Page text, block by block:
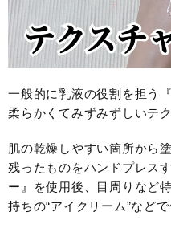
一般的に乳液の役割を担う
柔らかくてみずみずしいテ
肌の乾燥しやすい箇所から
残ったものをハンドプレス
ー』を使用後、目周りなど
持ちの“アイクリーム”など